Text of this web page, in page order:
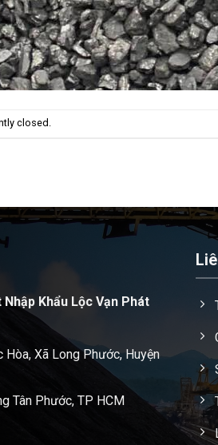
closed.
Khẩu Lộc Vạn Phát
Xã Long Phước, Huyện
Tân Phước, TP HCM